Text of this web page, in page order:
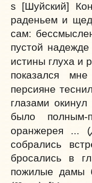
s [Шуйский]
раденьем и
сам:
пустой
истины глуха и
показался
персияне
глазами
было
оранжерея ... (
собрались
бросались в
пожилые дамы